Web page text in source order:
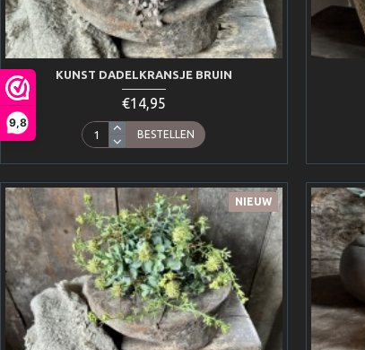
9,8
KUNST DADELKRANSJE BRUIN
€14,95
BESTELLEN
NIEUW